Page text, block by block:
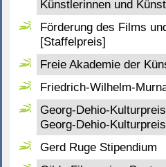
Künstlerinnen und
Förderung des Films
[Staffelpreis]
Freie Akademie der
Friedrich-Wilhelm-
Georg-Dehio-
Georg-Dehio-
Gerd Ruge Stipendium